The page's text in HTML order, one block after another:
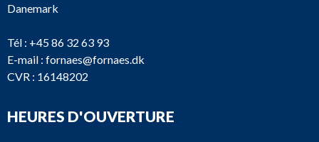
Danemark
Tél : +45 86 32 63 93
E-mail : fornaes@fornaes.dk
CVR : 16148202
HEURES D'OUVERTURE